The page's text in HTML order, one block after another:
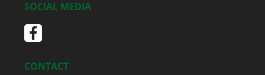
SOCIAL MEDIA
CONTACT